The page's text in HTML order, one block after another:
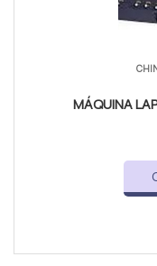
MÁQUINA